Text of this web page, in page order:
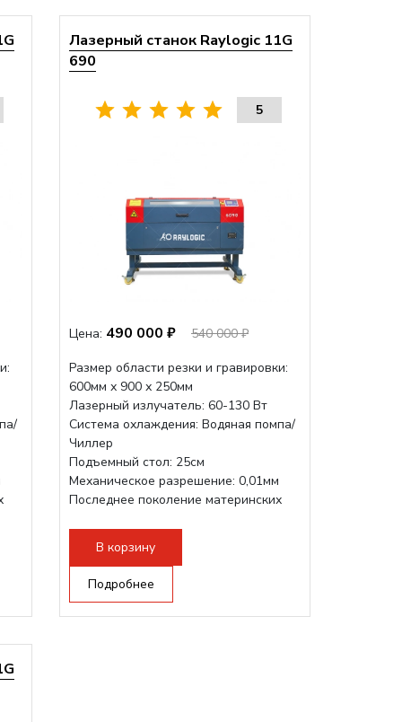
Лазерный станок Raylogic 11G
690
5
Цена: 490 000 ₽
540 000 ₽
Размер области резки и гравировки:
600мм х 900 х 250мм
Лазерный излучатель: 60-130 Вт
Система охлаждения: Водяная помпа/
Чиллер
Подъемный стол: 25см
Механическое разрешение: 0,01мм
Последнее поколение материнских
В корзину
Подробнее